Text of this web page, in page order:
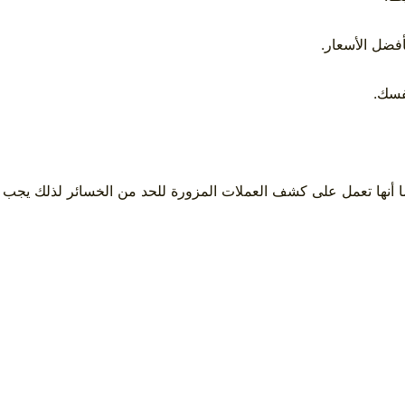
الأسعار.
أنها تعمل على كشف العملات المزورة للحد من الخسائر لذلك يجب